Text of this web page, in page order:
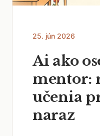
25. jún 2026
Ai ako
mentor:
učenia
naraz